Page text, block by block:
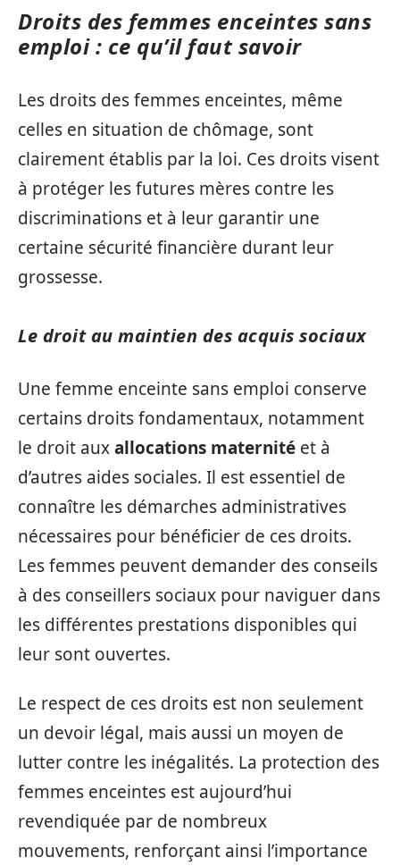
Droits des femmes enceintes sans
emploi : ce qu’il faut savoir
Les droits des femmes enceintes, même
celles en situation de chômage, sont
clairement établis par la loi. Ces droits visent
à protéger les futures mères contre les
discriminations et à leur garantir une
certaine sécurité financière durant leur
grossesse.
Le droit au maintien des acquis sociaux
Une femme enceinte sans emploi conserve
certains droits fondamentaux, notamment
le droit auxallocations maternité et à
d’autres aides sociales. Il est essentiel de
connaître les démarches administratives
nécessaires pour bénéficier de ces droits.
Les femmes peuvent demander des conseils
à des conseillers sociaux pour naviguer dans
les différentes prestations disponibles qui
leur sont ouvertes.
Le respect de ces droits est non seulement
un devoir légal, mais aussi un moyen de
lutter contre les inégalités. La protection des
femmes enceintes est aujourd’hui
revendiquée par de nombreux
mouvements, renforçant ainsi l’importance